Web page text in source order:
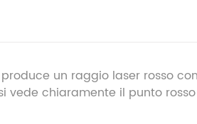
produce un raggio laser rosso
chiaramente il punto